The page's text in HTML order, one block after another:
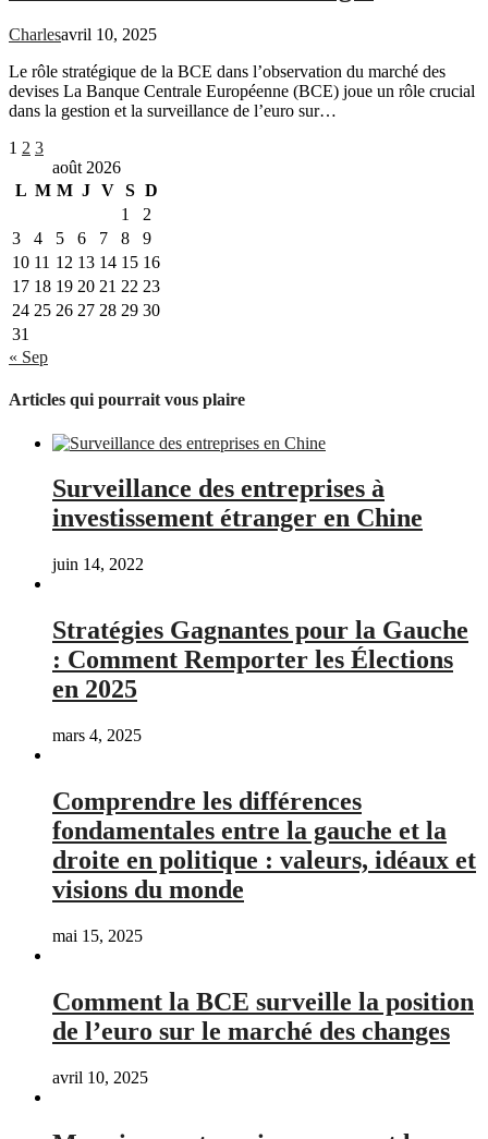
Charlesavril 10, 2025
Le rôle stratégique de la BCE dans l’observation du marché des
devises La Banque Centrale Européenne (BCE) joue un rôle crucial
dans la gestion et la surveillance de l’euro sur…
Pagination
des
publications
Page
1 Page
2 Page
3
août 2026
L M M J V S D
1
2
3
4 5 6 7 8
9
10 11 12 13 14 15 16
17 18 19 20 21 22 23
24 25 26 27 28 29 30
31
« Sep
Articles qui pourrait vous plaire
Surveillance des entreprises à
investissement étranger en Chine
juin 14, 2022
Stratégies Gagnantes pour la Gauche
: Comment Remporter les Élections
en 2025
mars 4, 2025
Comprendre les différences
fondamentales entre la gauche et la
droite en politique : valeurs, idéaux et
visions du monde
mai 15, 2025
Comment la BCE surveille la position
de l’euro sur le marché des changes
avril 10, 2025